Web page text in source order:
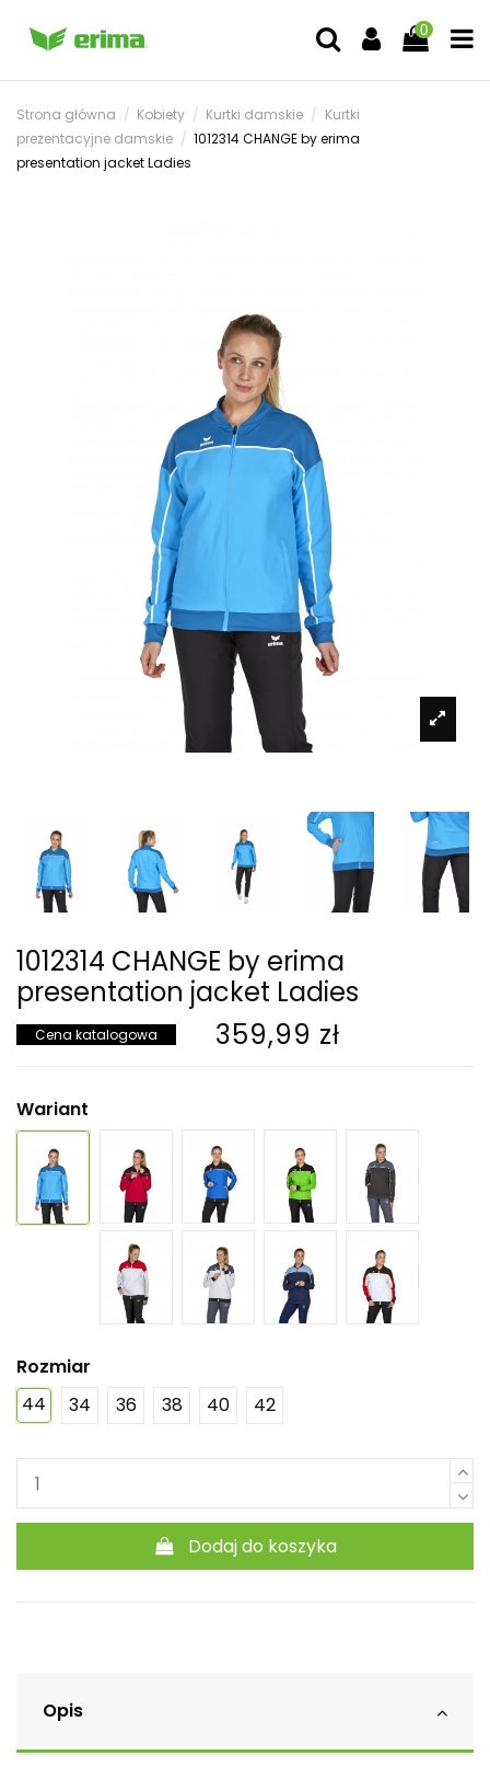
0
Strona główna Kobiety Kurtki damskie
Kurtki
prezentacyjne damskie
1012314 CHANGE by erima
presentation jacket Ladies
1012314 CHANGE by erima
presentation jacket Ladies
Cena katalogowa 359,99 zł
Wariant
Rozmiar
44
34 36 38 40 42
Dodaj do koszyka
Opis